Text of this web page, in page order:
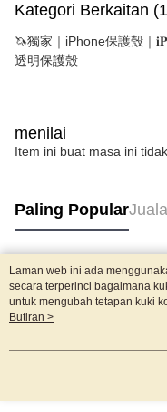
Kategori Berkaitan
🦄獨家｜iPhone保護殼｜
透明保護殼
menilai
Item ini buat masa ini
Paling Popular
Tag Popular
Laman web ini ada
secara terperinci bagaimana
untuk mengubah tetapan kuki
menggunakan kuki di
mengetahui secara terperinci
mahu menggunakan kuki di
Butiran >